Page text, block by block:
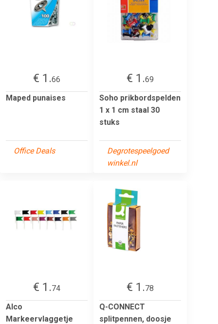
€ 1.66
Maped punaises
Office Deals
€ 1.69
Soho prikbordspelden
1 x 1 cm staal 30
stuks
Degrotespeelgoed
winkel.nl
€ 1.74
Alco
Markeervlaggetje
€ 1.78
Q-CONNECT
splitpennen, doosje